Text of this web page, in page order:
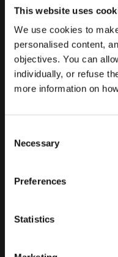
This website uses
We use cookies to
personalised content,
objectives. You can
individually, or refuse
more information on
Selection
Necessary
Preferences
Statistics
Localização